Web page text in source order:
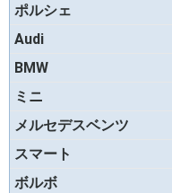
ポルシェ
Audi
BMW
ミニ
メルセデスベンツ
スマート
ボルボ